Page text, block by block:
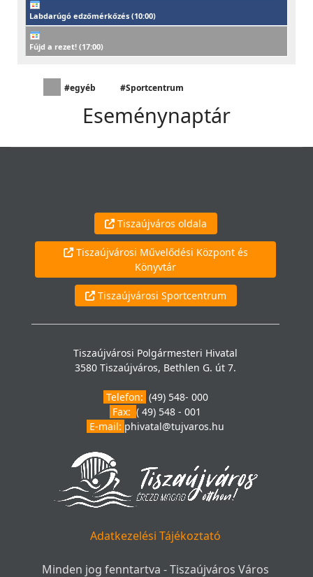
Labdarúgó edzőmérkőzés (10:00)
Fújd a rezet! (17:00)
#egyéb #Sportcentrum
Eseménynaptár
Tiszaújváros oldala
Tiszaújvárosi Művelődési Központ és
Könyvtár
Tiszaújvárosi Sportcentrum
Tiszaújvárosi Polgármesteri Hivatal
3580 Tiszaújváros, Bethlen G. út 7.
Telefon: (49) 548- 000
Fax: ( 49) 548 - 001
E-mail: phivatal@tujvaros.hu
Adatkezelési Tájékoztató
Minden jog fenntartva - Tiszaújváros Város